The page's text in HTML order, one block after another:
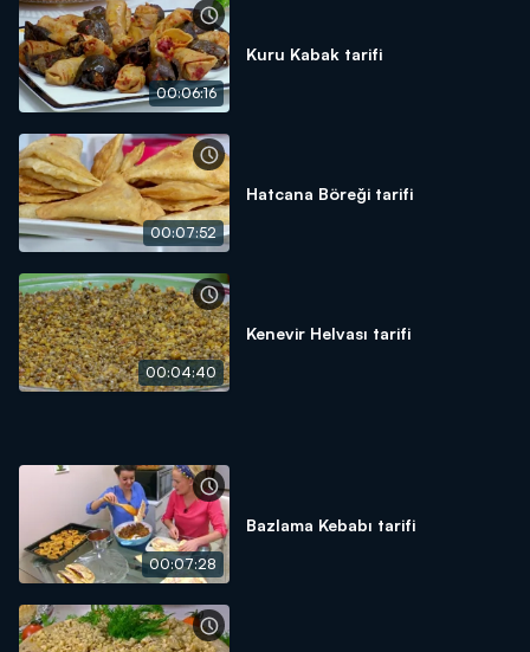
00:06:16
Kuru Kabak tarifi
00:07:52
Hatcana Böreği tarifi
00:04:40
Kenevir Helvası tarifi
00:07:28
Bazlama Kebabı tarifi